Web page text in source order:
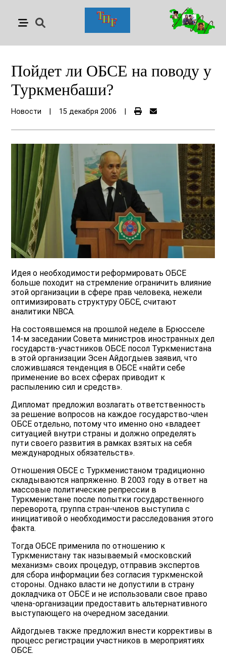
Пойдет ли ОБСЕ на поводу у
Туркменбаши?
Новости 15 декабря 2006
Идея о необходимости реформировать ОБСЕ
больше походит на стремление ограничить влияние
этой организации в сфере прав человека, нежели
оптимизировать структуру ОБСЕ, считают
аналитики NBCA.
На состоявшемся на прошлой неделе в Брюсселе
14-м заседании Совета министров иностранных дел
государств-участников ОБСЕ посол Туркменистана
в этой организации Эсен Айдогдыев заявил, что
сложившаяся тенденция в ОБСЕ «найти себе
применение во всех сферах приводит к
распылению сил и средств».
Дипломат предложил возлагать ответственность
за решение вопросов на каждое государство-член
ОБСЕ отдельно, потому что именно оно «владеет
ситуацией внутри страны и должно определять
пути своего развития в рамках взятых на себя
международных обязательств».
Отношения ОБСЕ с Туркменистаном традиционно
складываются напряженно. В 2003 году в ответ на
массовые политические репрессии в
Туркменистане после попытки государственного
переворота, группа стран-членов выступила с
инициативой о необходимости расследования этого
факта.
Тогда ОБСЕ применила по отношению к
Туркменистану так называемый «московский
механизм» своих процедур, отправив экспертов
для сбора информации без согласия туркменской
стороны. Однако власти не допустили в страну
докладчика от ОБСЕ и не использовали свое право
члена-организации предоставить альтернативного
выступающего на очередном заседании.
Айдогдыев также предложил внести коррективы в
процесс регистрации участников в мероприятиях
ОБСЕ.